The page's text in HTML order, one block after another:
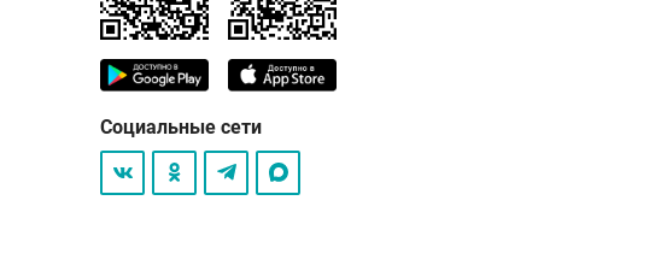
Социальные сети